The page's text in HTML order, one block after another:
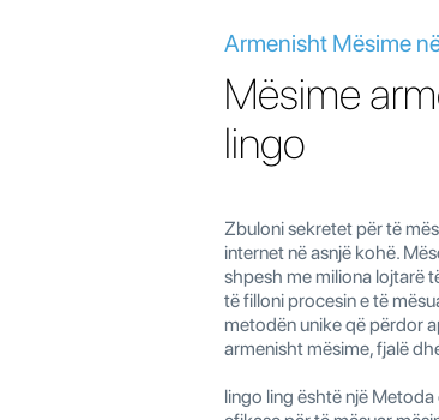
Armenisht Mësime
Mësime
lingo
Zbuloni sekretet për të
internet në asnjë kohë.
shpesh me miliona lojtarë
të filloni procesin e të
metodën unike që përdor
armenisht mësime, fjalë
lingo ling është një